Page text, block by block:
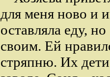
для меня ново и
оставляла еду,
своим. Ей
стряпню. Их